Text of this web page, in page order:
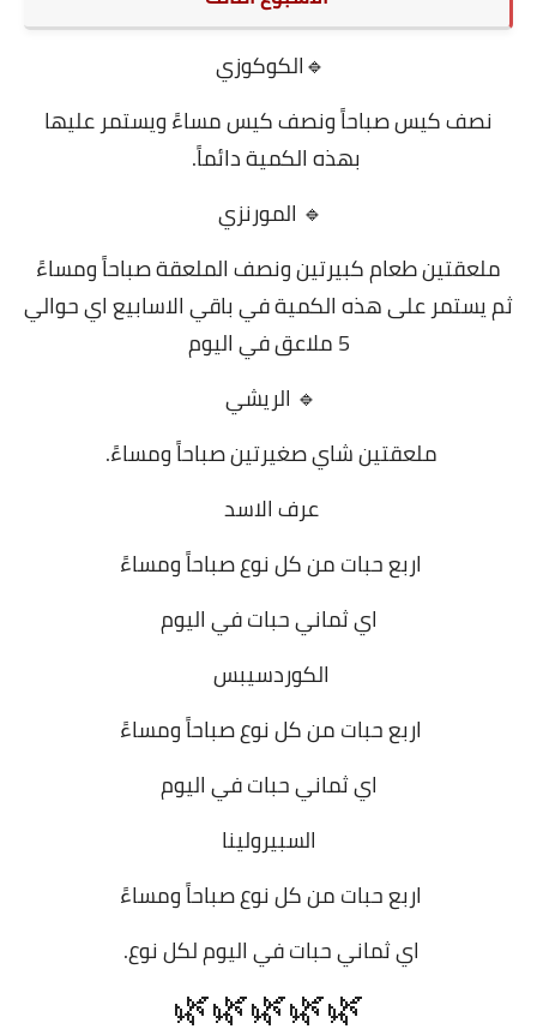
🔹الكوكوزي
نصف كيس صباحاً ونصف كيس مساءً ويستمر عليها
بهذه الكمية دائماً.
🔹 المورنزي
ملعقتين طعام كبيرتين ونصف الملعقة صباحاً ومساءً
ثم يستمر على هذه الكمية في باقي الاسابيع اي حوالي
5 ملاعق في اليوم
🔹 الريشي
ملعقتين شاي صغيرتين صباحاً ومساءً.
عرف الاسد
اربع حبات من كل نوع صباحاً ومساءً
اي ثماني حبات في اليوم
الكوردسيبس
اربع حبات من كل نوع صباحاً ومساءً
اي ثماني حبات في اليوم
السبيرولينا
اربع حبات من كل نوع صباحاً ومساءً
اي ثماني حبات في اليوم لكل نوع.
🌿🌿🌿🌿🌿